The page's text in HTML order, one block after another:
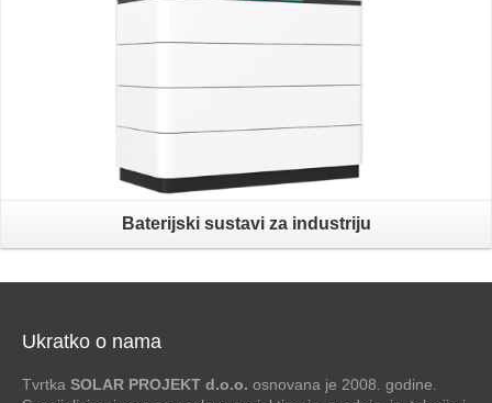
Baterijski sustavi za industriju
Ukratko o nama
Tvrtka SOLAR PROJEKT d.o.o. osnovana je 2008. godine.